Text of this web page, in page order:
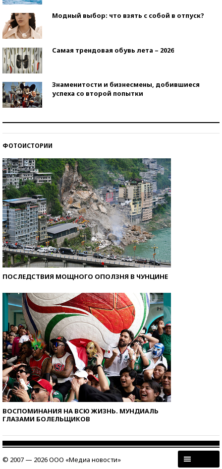
Модный выбор: что взять с собой в отпуск?
Самая трендовая обувь лета – 2026
Знаменитости и бизнесмены, добившиеся
успеха со второй попытки
ФОТОИСТОРИИ
ПОСЛЕДСТВИЯ МОЩНОГО ОПОЛЗНЯ В ЧУНЦИНЕ
ВОСПОМИНАНИЯ НА ВСЮ ЖИЗНЬ. МУНДИАЛЬ
ГЛАЗАМИ БОЛЕЛЬЩИКОВ
© 2007 — 2026 ООО «Медиа новости»